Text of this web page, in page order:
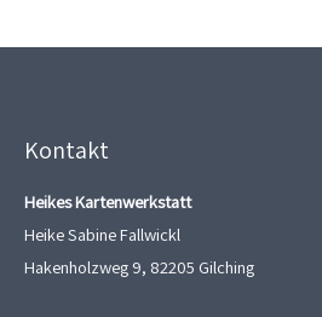
Kontakt
Heikes Kartenwerkstatt
Heike Sabine Fallwickl
Hakenholzweg 9, 82205 Gilching